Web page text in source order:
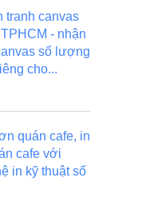
tranh canvas
- nhận
số lượng
cho...
quán cafe, in
cafe với
in kỹ thuật số